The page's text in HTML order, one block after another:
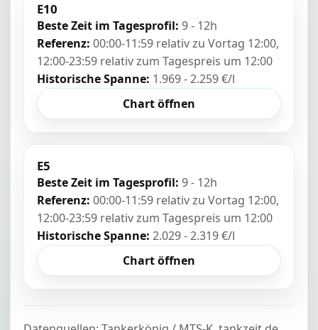
E10
Beste Zeit im Tagesprofil: 9 - 12h
Referenz: 00:00-11:59 relativ zu Vortag 12:00,
12:00-23:59 relativ zum Tagespreis um 12:00
Historische Spanne: 1.969 - 2.259 €/l
Chart öffnen
E5
Beste Zeit im Tagesprofil: 9 - 12h
Referenz: 00:00-11:59 relativ zu Vortag 12:00,
12:00-23:59 relativ zum Tagespreis um 12:00
Historische Spanne: 2.029 - 2.319 €/l
Chart öffnen